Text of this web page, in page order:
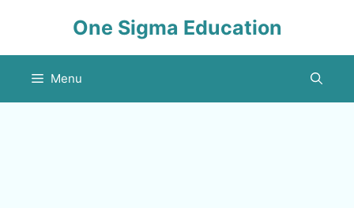
One Sigma Education
Menu